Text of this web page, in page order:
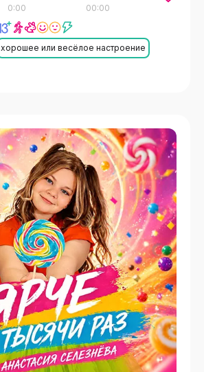
0:00 00:00
хорошее или весёлое настроение